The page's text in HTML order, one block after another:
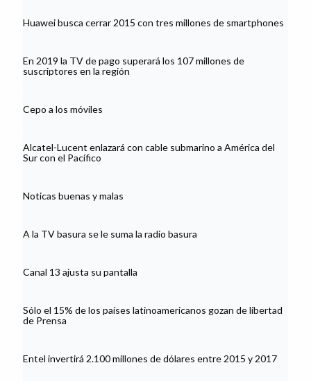
Huawei busca cerrar 2015 con tres millones de smartphones
En 2019 la TV de pago superará los 107 millones de
suscriptores en la región
Cepo a los móviles
Alcatel-Lucent enlazará con cable submarino a América del
Sur con el Pacífico
Noticas buenas y malas
A la TV basura se le suma la radio basura
Canal 13 ajusta su pantalla
Sólo el 15% de los países latinoamericanos gozan de libertad
de Prensa
Entel invertirá 2.100 millones de dólares entre 2015 y 2017